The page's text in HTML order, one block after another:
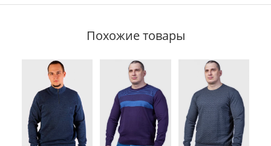
Похожие товары